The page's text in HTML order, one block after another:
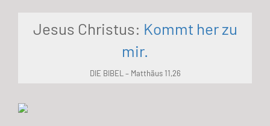
Jesus Christus: Kommt her zu
mir.
DIE BIBEL – Matthäus 11,26